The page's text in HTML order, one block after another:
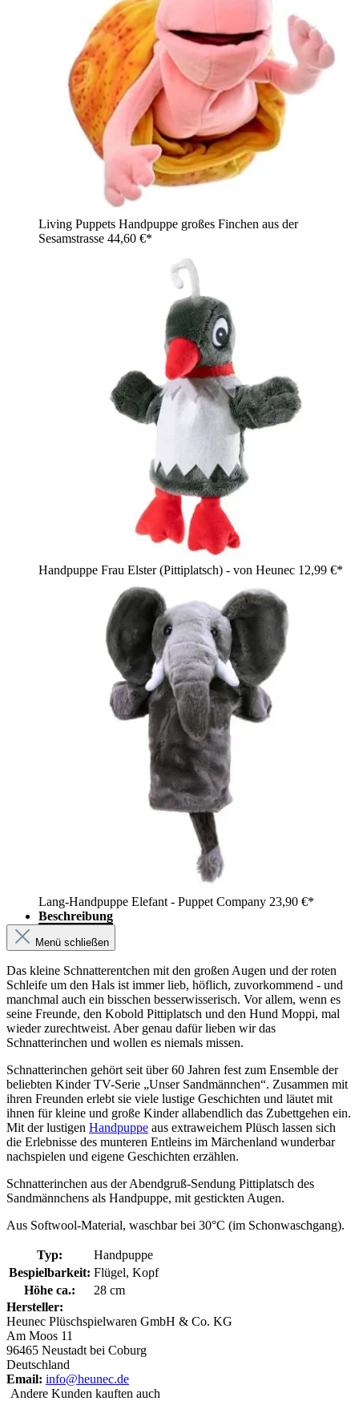
Living Puppets Handpuppe großes Finchen aus der
Sesamstrasse 44,60 €*
Handpuppe Frau Elster (Pittiplatsch) - von Heunec 12,99 €*
Lang-Handpuppe Elefant - Puppet Company 23,90 €*
Beschreibung
Menü schließen
Das kleine Schnatterentchen mit den großen Augen und der roten
Schleife um den Hals ist immer lieb, höflich, zuvorkommend - und
manchmal auch ein bisschen besserwisserisch. Vor allem, wenn es
seine Freunde, den Kobold Pittiplatsch und den Hund Moppi, mal
wieder zurechtweist. Aber genau dafür lieben wir das
Schnatterinchen und wollen es niemals missen.
Schnatterinchen gehört seit über 60 Jahren fest zum Ensemble der
beliebten Kinder TV-Serie „Unser Sandmännchen“. Zusammen mit
ihren Freunden erlebt sie viele lustige Geschichten und läutet mit
ihnen für kleine und große Kinder allabendlich das Zubettgehen ein.
Mit der lustigen Handpuppe aus extraweichem Plüsch lassen sich
die Erlebnisse des munteren Entleins im Märchenland wunderbar
nachspielen und eigene Geschichten erzählen.
Schnatterinchen aus der Abendgruß-Sendung Pittiplatsch des
Sandmännchens als Handpuppe, mit gestickten Augen.
Aus Softwool-Material, waschbar bei 30°C (im Schonwaschgang).
Typ:
Handpuppe
Bespielbarkeit: Flügel, Kopf
Höhe ca.:
28 cm
Hersteller:
Heunec Plüschspielwaren GmbH & Co. KG
Am Moos 11
96465 Neustadt bei Coburg
Deutschland
Email: info@heunec.de
Andere Kunden kauften auch